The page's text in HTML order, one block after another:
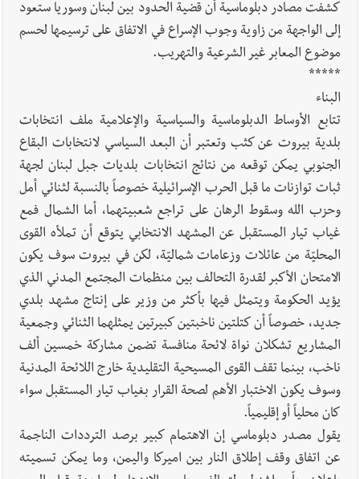
كشفت مصادر دبلوماسية أن قضية الحدود بين لبنان وسوريا ستعود
إلى الواجهة من زاوية وجوب الإسراع في الاتفاق على ترسيمها لحسم
موضوع المعابر غير الشرعية والتهريب.
*****
البناء
تتابع الأوساط الدبلوماسية والسياسية والإعلامية ملف انتخابات
بلدية بيروت عن كثب وتعتبر أن البعد السياسي لانتخابات البقاع
الجنوبي يمكن توقعه من نتائج انتخابات بلديات جبل لبنان لجهة
ثبات توازنات ما قبل الحرب الإسرائيلية خصوصاً بالنسبة لثنائي أمل
وحزب الله وسقوط الرهان على تراجع شعبيتهما، أما الشمال فمع
غياب تيار المستقبل عن المشهد الانتخابي يتوقع أن تملأه القوى
المحليّة من عائلات وزعامات شماليّة، لكن في بيروت سوف يكون
الامتحان الأكبر لقدرة التحالف بين منظمات المجتمع المدني الذي
يؤيد الحكومة ويتمثل فيها بأكثر من وزير على إنتاج مشهد بلدي
جديد، خصوصاً أن كتلتين ناخبتين كبيرتين يمثلهما الثنائي وجمعية
المشاريع تشكلان نواة لائحة منافسة تضمن مشاركة خمسين ألف
ناخب، بينما تقف القوى المسيحية التقليدية خارج اللائحة المدنية
وسوف يكون الاختبار الأهم لصحة القرار بغياب تيار المستقبل سواء
كان محلياً أو إقليمياً.
يقول مصدر دبلوماسي إن الاهتمام كبير برصد الترددات الناجمة
عن اتفاق وقف إطلاق النار بين اميركا واليمن، وما يمكن تسميته